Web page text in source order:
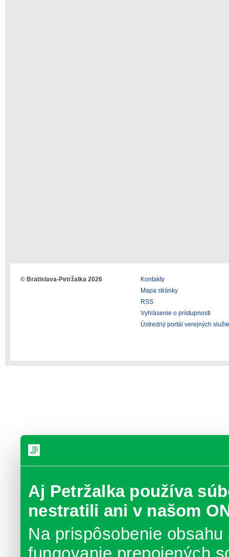
Aj Petržalka používa
nestratili ani v našom
Na prispôsobenie
© Bratislava-Petržalka 2026
Kontakty
Mapa stránky
RSS
Vyhlásenie o prístupnosti
Ústredný portál verejných